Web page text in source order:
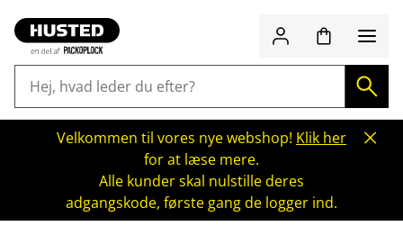
Velkommen til vores nye webshop! Klik her
for at læse mere.
Alle kunder skal nulstille deres
adgangskode, første gang de logger ind.